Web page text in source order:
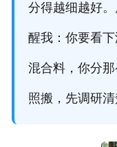
分得越细越好
醒我：你要看
混合料，你分
照搬，先调研清